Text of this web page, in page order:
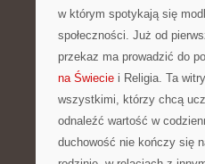
w którym spotykają się
społeczności. Już od
przekaz ma prowadzić do
na Świecie i Religia. Ta
wszystkimi, którzy chcą
odnaleźć wartość w
duchowość nie kończy się